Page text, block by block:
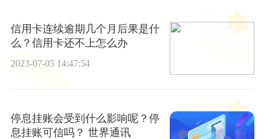
信用卡连续逾期几个月后果是什
么？信用卡还不上怎么办
2023-07-05 14:47:54
停息挂账会受到什么影响呢？停
息挂账可信吗？ 世界通讯